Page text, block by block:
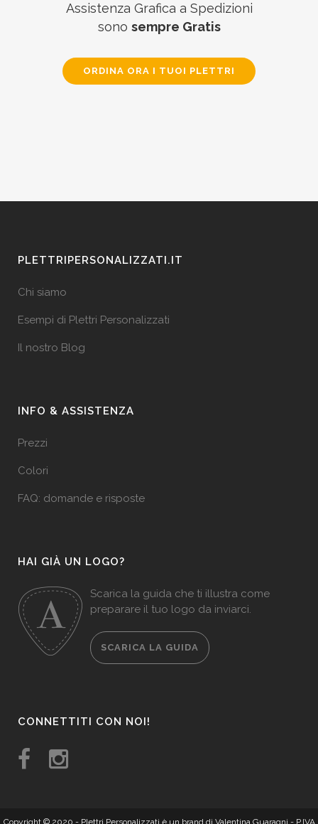
Assistenza Grafica a Spedizioni
sono sempre Gratis
ORDINA ORA I TUOI PLETTRI
PLETTRIPERSONALIZZATI.IT
Chi siamo
Esempi di Plettri Personalizzati
Il nostro Blog
INFO & ASSISTENZA
Prezzi
Colori
FAQ: domande e risposte
HAI GIÀ UN LOGO?
Scarica la guida che ti illustra come
preparare il tuo logo da inviarci.
SCARICA LA GUIDA
CONNETTITI CON NOI!
Copyright © 2020 - Plettri Personalizzati è un brand di Valentina Guaragni - P.IVA